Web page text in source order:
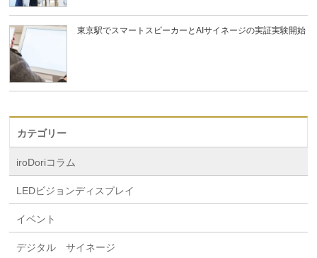
東京駅でスマートスピーカーとAIサイネージの実証実験開始
カテゴリー
iroDoriコラム
LEDビジョンディスプレイ
イベント
デジタル サイネージ